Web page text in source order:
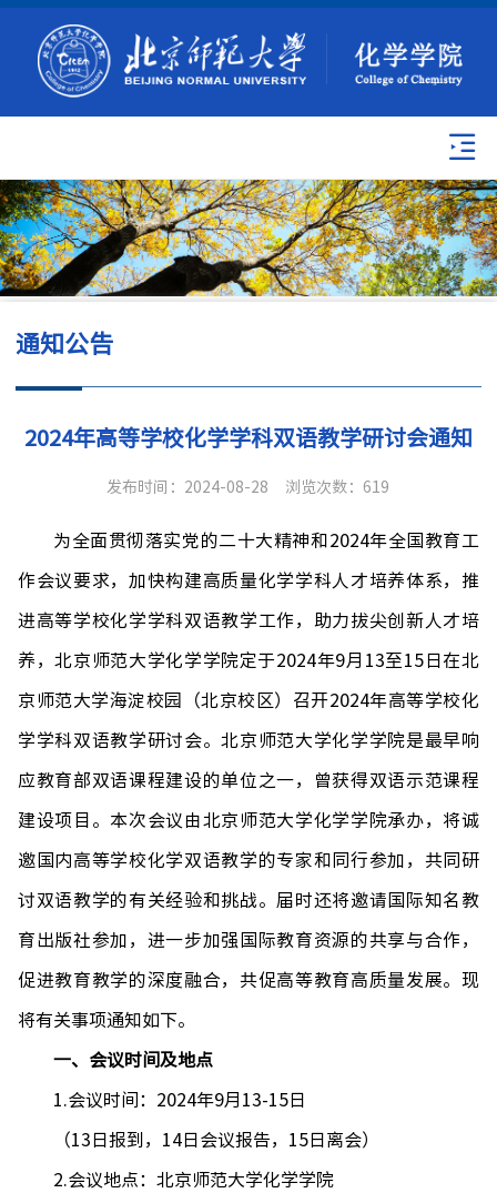
通知公告
2024年高等学校化学学科双语教学研讨会通知
发布时间：2024-08-28 浏览次数：619
为全面贯彻落实党的二十大精神和 2024年全国教育工
作会议要求，加快构建高质量化学学科人才培养体系，推
进高等学校化学学科双语教学工作，助力拔尖创新人才培
养，北京师范大学化学学院定于2024年9月 13至15 日在北
京师范大学海淀校园（北京校区）召开2024年高等学校化
学学科双语教学研讨会。北京师范大学化学学院是最早响
应教育部双语课程建设的单位之一，曾获得双语示范课程
建设项目。本次会议由北京师范大学化学学院承办，将诚
邀国内高等学校化学双语教学的专家和同行参加，共同研
讨双语教学的有关经验和挑战。届时还将邀请国际知名教
育出版社参加，进一步加强国际教育资源的共享与合作，
促进教育教学的深度融合，共促高等教育高质量发展。现
将有关事项通知如下。
一、会议时间及地点
1. 会议时间： 2024年9月 13-15 日
（13 日报到， 14 日会议报告， 15 日离会）
2. 会议地点：北京师范大学化学学院